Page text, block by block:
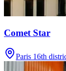
Comet Star
Paris 16th